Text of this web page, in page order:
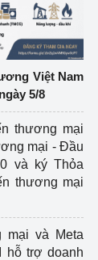
Việt Nam
5/8
thương mại
mại - Đầu
và ký Thỏa
thương mại
mại và Meta
hỗ trợ doanh